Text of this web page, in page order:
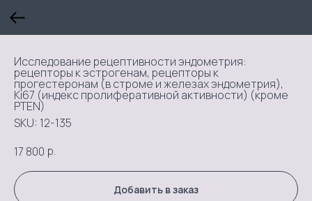
Исследование рецептивности эндометрия:
рецепторы к эстрогенам, рецепторы к
прогестеронам (в строме и железах эндометрия),
Ki67 (индекс пролиферативной активности) (кроме
PTEN)
SKU: 12-135
17 800 р.
Добавить в заказ